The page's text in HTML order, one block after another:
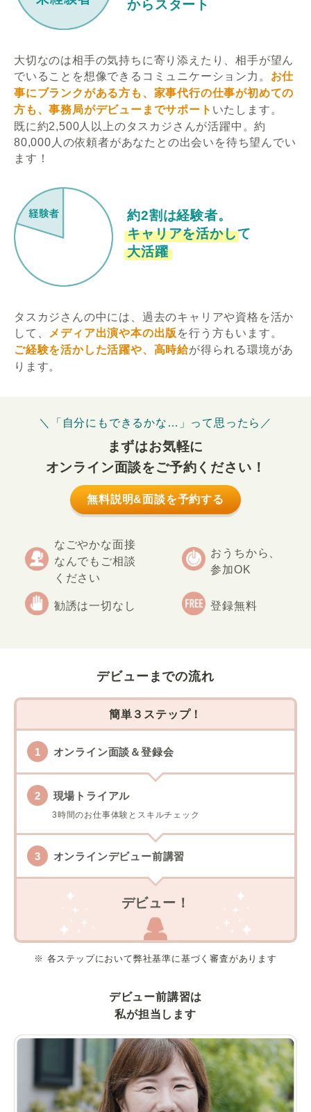
からスタート
大切なのは相手の気持ちに寄り添えたり、相手が望ん
でいることを想像できるコミュニケーション力。 お仕
事にブランクがある方も、家事代行の仕事が初めての
方も、事務局がデビューまでサポート いたします。
既に約2,500人以上のタスカジさんが活躍中。約
80,000人の依頼者があなたとの出会いを待ち望んでい
ます！
約2割は経験者。
キャリアを活かして
大活躍
タスカジさんの中には、過去のキャリアや資格を活か
して、
メディア出演や本の出版 を行う方もいます。
ご経験を活かした活躍や、高時給が得られる環境があ
ります。
＼「自分にもできるかな…」って思ったら／
まずはお気軽に
オンライン面談をご予約ください！
無料説明&面談を予約する
なごやかな面接
なんでもご相談
ください
おうちから、
参加OK
勧誘は一切なし 登録無料
デビューまでの流れ
簡単３ステップ！
オンライン面談＆登録会
現場トライアル
3時間のお仕事体験とスキルチェック
オンラインデビュー前講習
デビュー！
※ 各ステップにおいて弊社基準に基づく審査があります
デビュー前講習は
私が担当します